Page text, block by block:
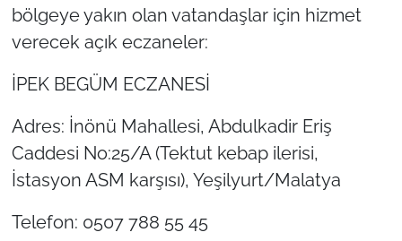
bölgeye yakın olan vatandaşlar için hizmet
verecek açık eczaneler:
İPEK BEGÜM ECZANESİ
Adres: İnönü Mahallesi, Abdulkadir Eriş
Caddesi No:25/A (Tektut kebap ilerisi,
İstasyon ASM karşısı), Yeşilyurt/Malatya
Telefon: 0507 788 55 45